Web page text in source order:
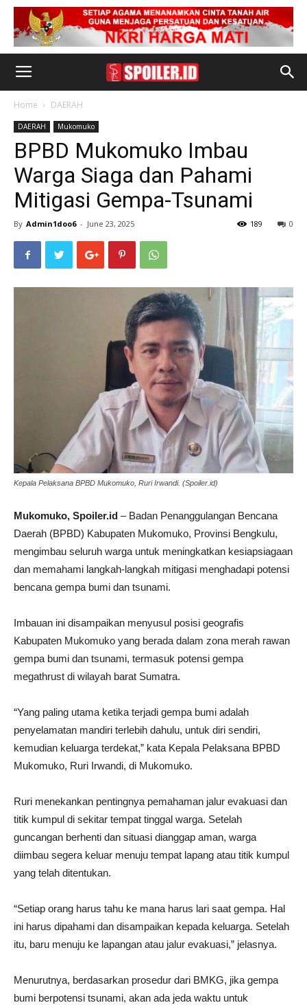
Home DAERAH
DAERAH Mukomuko
BPBD Mukomuko Imbau
Warga Siaga dan Pahami
Mitigasi Gempa-Tsunami
By Admin1doo6 - June 23, 2025 0
189
Kepala Pelaksana BPBD Mukomuko, Ruri Irwandi. (Spoiler.id)
Mukomuko, Spoiler.id – Badan Penanggulangan Bencana
Daerah (BPBD) Kabupaten Mukomuko, Provinsi Bengkulu,
mengimbau seluruh warga untuk meningkatkan kesiapsiagaan
dan memahami langkah-langkah mitigasi menghadapi potensi
bencana gempa bumi dan tsunami.
Imbauan ini disampaikan menyusul posisi geografis
Kabupaten Mukomuko yang berada dalam zona merah rawan
gempa bumi dan tsunami, termasuk potensi gempa
megathrust di wilayah barat Sumatra.
“Yang paling utama ketika terjadi gempa bumi adalah
penyelamatan mandiri terlebih dahulu, untuk diri sendiri,
kemudian keluarga terdekat,” kata Kepala Pelaksana BPBD
Mukomuko, Ruri Irwandi, di Mukomuko.
Ruri menekankan pentingnya pemahaman jalur evakuasi dan
titik kumpul di sekitar tempat tinggal warga. Setelah
guncangan berhenti dan situasi dianggap aman, warga
diimbau segera keluar menuju tempat lapang atau titik kumpul
yang telah ditentukan.
“Setiap orang harus tahu ke mana harus lari saat gempa. Hal
ini harus dipahami dan disampaikan kepada keluarga. Setelah
itu, baru menuju ke lapangan atau jalur evakuasi,” jelasnya.
Menurutnya, berdasarkan prosedur dari BMKG, jika gempa
bumi berpotensi tsunami, akan ada jeda waktu untuk